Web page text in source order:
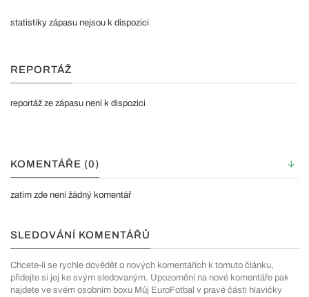
statistiky zápasu nejsou k dispozici
REPORTÁŽ
reportáž ze zápasu není k dispozici
KOMENTÁŘE (0)
zatím zde není žádný komentář
SLEDOVÁNÍ KOMENTÁŘŮ
Chcete-li se rychle dovědět o nových komentářích k tomuto článku,
přidejte si jej ke svým sledovaným. Upozornění na nové komentáře pak
najdete ve svém osobním boxu Můj EuroFotbal v pravé části hlavičky